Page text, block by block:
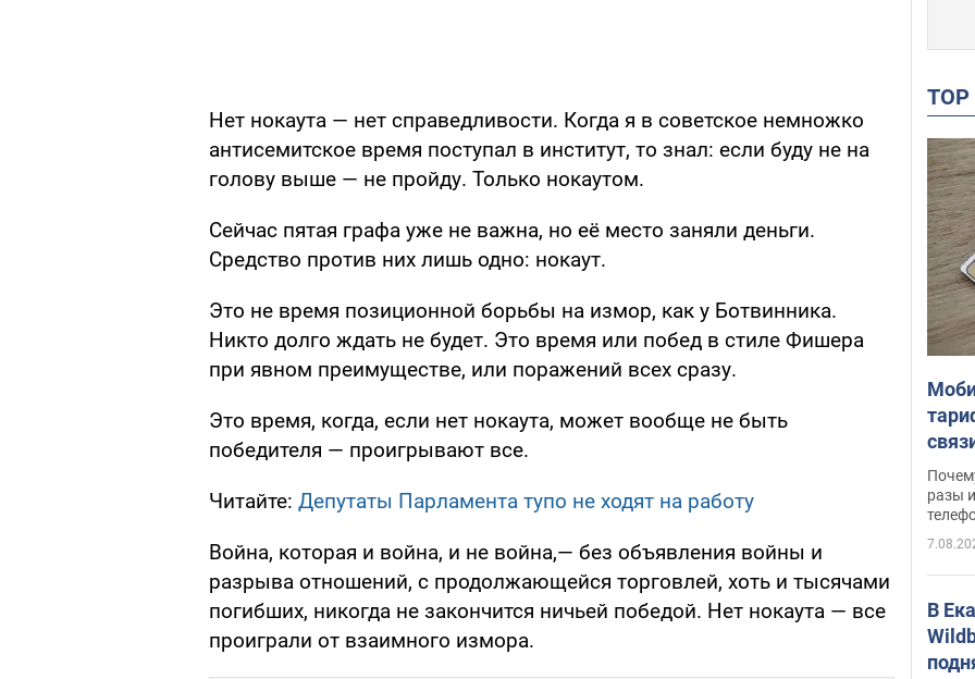
Нет нокаута — нет справедливости. Когда я в советское немножко
антисемитское время поступал в институт, то знал: если буду не на
голову выше — не пройду. Только нокаутом.
Сейчас пятая графа уже не важна, но её место заняли деньги.
Средство против них лишь одно: нокаут.
Это не время позиционной борьбы на измор, как у Ботвинника.
Никто долго ждать не будет. Это время или побед в стиле Фишера
при явном преимуществе, или поражений всех сразу.
Это время, когда, если нет нокаута, может вообще не быть
победителя — проигрывают все.
Читайте: Депутаты Парламента тупо не ходят на работу
Война, которая и война, и не война,— без объявления войны и
разрыва отношений, с продолжающейся торговлей, хоть и тысячами
погибших, никогда не закончится ничьей победой. Нет нокаута — все
проиграли от взаимного измора.
разы
В